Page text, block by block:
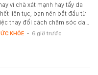
vì chà xát mạnh hay tẩy da
liên tục, bạn nên bắt đầu từ
thay đổi cách chăm sóc da…
KHỎE - 6 giờ trước